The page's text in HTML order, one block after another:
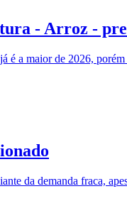
- Arroz -
é a maior de 2026,
da demanda fraca,